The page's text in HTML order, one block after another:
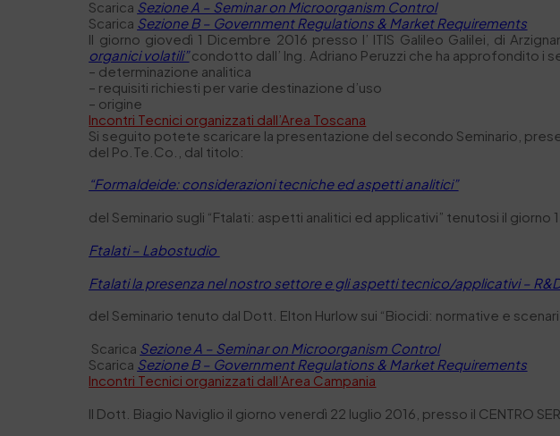
Scarica Sezione A – Seminar on Microorganism Control
Scarica Sezione B – Government Regulations & Market Requirements
Il giorno giovedì 1 Dicembre 2016 presso l’ ITIS Galileo Galilei, di
organici volatili”condotto dall’ Ing. Adriano Peruzzi che ha approfondito i
– determinazione analitica
– requisiti richiesti per varie destinazione d’uso
– origine
Incontri Tecnici organizzati dall’Area Toscana
Si seguito potete scaricare la presentazione del secondo Seminario,
del Po.Te.Co., dal titolo:
“Formaldeide: considerazioni tecniche ed aspetti analitici”
del Seminario sugli “Ftalati: aspetti analitici ed applicativi” tenutosi il giorno
Ftalati – Labostudio
Ftalati la presenza nel nostro settore e gli aspetti tecnico/applicativi –
del Seminario tenuto dal Dott. Elton Hurlow sui “Biocidi: normative e scenari
Scarica Sezione A – Seminar on Microorganism Control
Scarica Sezione B – Government Regulations & Market Requirements
Incontri Tecnici organizzati dall’Area Campania
Il Dott. Biagio Naviglio il giorno venerdì 22 luglio 2016, presso il CENTRO